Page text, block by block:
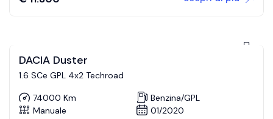
DACIA Duster
1.6 SCe GPL 4x2 Techroad
74000 Km
Benzina/GPL
Manuale
01/2020